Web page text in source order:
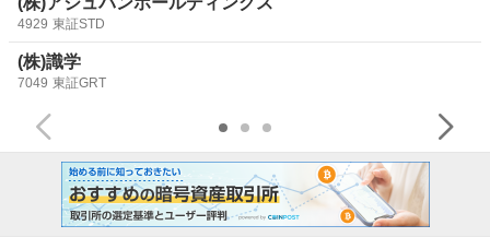
4929 東証STD
(株)識学
7049 東証GRT